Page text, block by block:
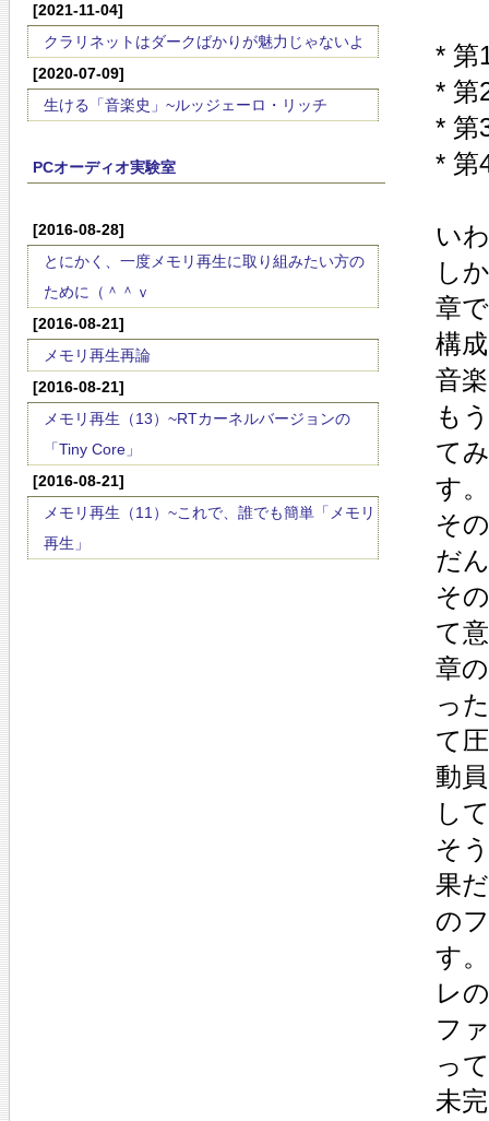
[2021-11-04]
クラリネットはダークばかりが魅力じゃないよ
[2020-07-09]
生ける「音楽史」~ルッジェーロ・リッチ
PCオーディオ実験室
[2016-08-28]
とにかく、一度メモリ再生に取り組みたい方の
ために（＾＾ｖ
[2016-08-21]
メモリ再生再論
[2016-08-21]
メモリ再生（13）~RTカーネルバージョンの
「Tiny Core」
[2016-08-21]
メモリ再生（11）~これで、誰でも簡単「メモリ
再生」
* 第
* 第
* 第
* 第
い
し
章
構
音
も
て
す
そ
だ
そ
て
章
っ
て
動
し
そ
果
の
す
レ
フ
っ
未